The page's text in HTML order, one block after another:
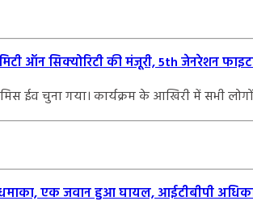
ऑन सिक्योरिटी की मंजूरी, 5th जेनरेशन
ईव चुना गया। कार्यक्रम के आखिरी में सभी
एक जवान हुआ घायल, आईटीबीपी